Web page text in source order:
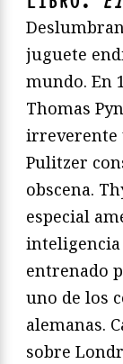
juguete
mundo. En
Thomas
irreverente
Pulitzer
obscena.
especial
inteligencia
entrenado
uno de los
alemanas.
sobre